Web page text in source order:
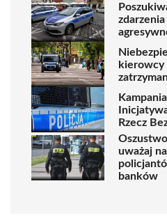
zdarzenia
kierowcy
Rzecz
uważaj
banków